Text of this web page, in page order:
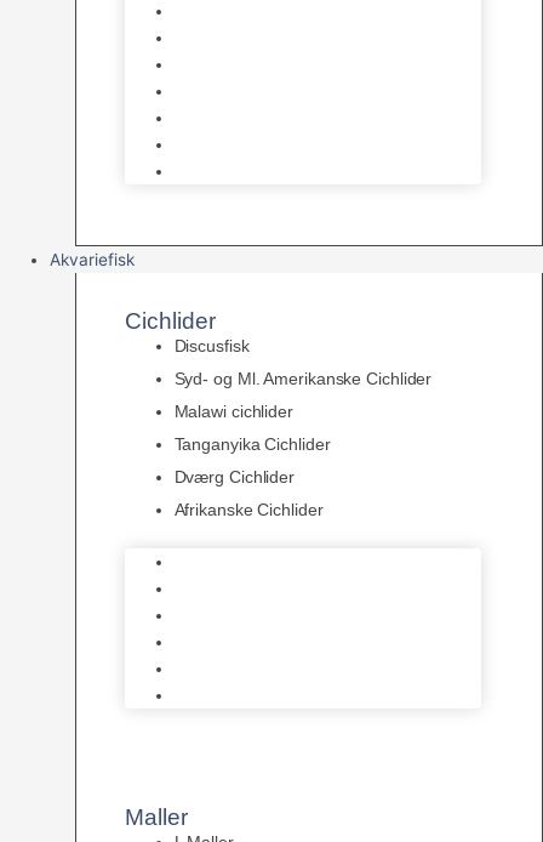
Akvariefisk
Cichlider
Discusfisk
Syd- og Ml. Amerikanske Cichlider
Malawi cichlider
Tanganyika Cichlider
Dværg Cichlider
Afrikanske Cichlider
Maller